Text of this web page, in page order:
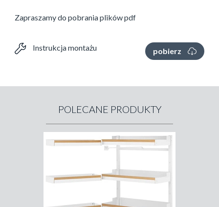
Zapraszamy do pobrania plików pdf
Instrukcja montażu pobierz
POLECANE PRODUKTY